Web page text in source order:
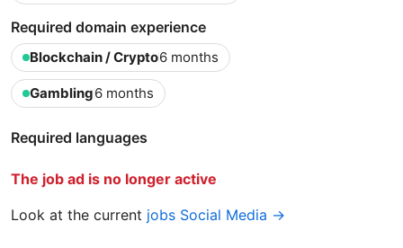
Required domain experience
Blockchain / Crypto6 months
Gambling6 months
Required languages
The job ad is no longer active
Look at the current jobs Social Media →